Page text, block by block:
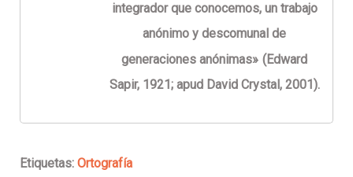
integrador que conocemos, un trabajo
anónimo y descomunal de
generaciones anónimas» (Edward
Sapir, 1921; apud David Crystal, 2001).
Etiquetas: Ortografía